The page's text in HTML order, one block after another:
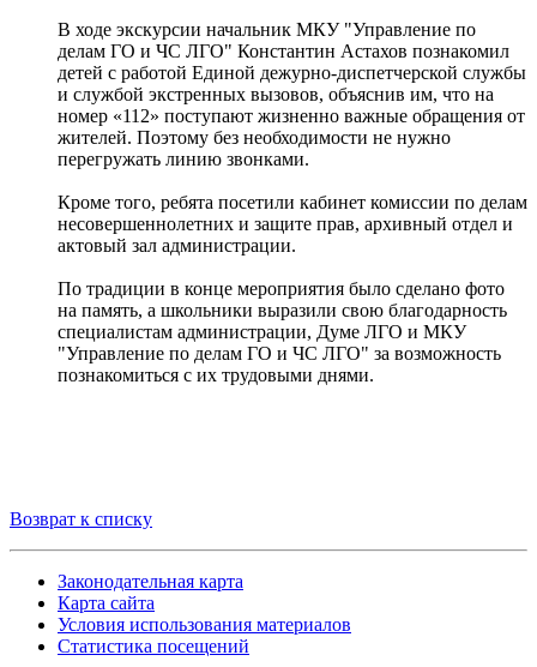
В ходе экскурсии начальник МКУ "Управление по
делам ГО и ЧС ЛГО" Константин Астахов познакомил
детей с работой Единой дежурно-диспетчерской службы
и службой экстренных вызовов, объяснив им, что на
номер «112» поступают жизненно важные обращения от
жителей. Поэтому без необходимости не нужно
перегружать линию звонками.
Кроме того, ребята посетили кабинет комиссии по делам
несовершеннолетних и защите прав, архивный отдел и
актовый зал администрации.
По традиции в конце мероприятия было сделано фото
на память, а школьники выразили свою благодарность
специалистам администрации, Думе ЛГО и МКУ
"Управление по делам ГО и ЧС ЛГО" за возможность
познакомиться с их трудовыми днями.
Возврат к списку
Законодательная карта
Карта сайта
Условия использования материалов
Статистика посещений